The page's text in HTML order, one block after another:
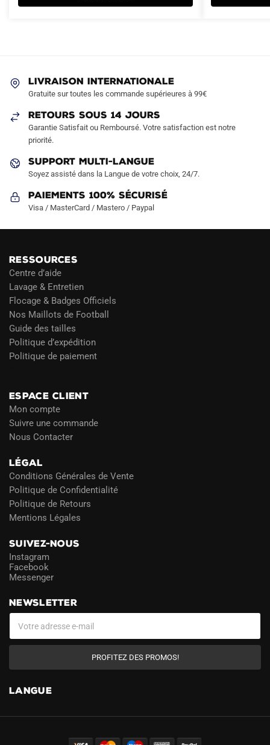
choisies
la
page
produit
page
LIVRAISON INTERNATIONALE
Gratuite sur toutes les commande supérieures à 99€
RETOURS SOUS 14 JOURS
Garantie Satisfait ou Remboursé. Votre satisfaction est notre
priorité.
SUPPORT MULTI-LANGUE
Soyez assisté dans la Langue de votre choix, 24/7.
Paiements 100% Sécurisé
Visa / MasterCard / Mastero / Paypal
RESSOURCES
Centre d’aide
Lavage & Entretien
Flocage & Badges Officiels
Nos Maillots de Football
Guide des tailles
Politique d’expédition
Politique de paiement
ESPACE CLIENT
Mon compte
Suivre une commande
Nous Contacter
LÉGAL
Conditions Générales de Vente
Politique de Confidentialité
Politique de Retours
Mentions Légales
SUIVEZ-NOUS
Instagram
Facebook
Messenger
NEWSLETTER
PROFITEZ DES PROMOS!
LANGUE